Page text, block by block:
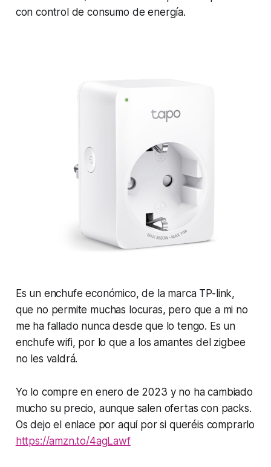
con control de consumo de energía.
Es un enchufe económico, de la marca TP-link,
que no permite muchas locuras, pero que a mi no
me ha fallado nunca desde que lo tengo. Es un
enchufe wifi, por lo que a los amantes del zigbee
no les valdrá.
Yo lo compre en enero de 2023 y no ha cambiado
mucho su precio, aunque salen ofertas con packs.
Os dejo el enlace por aquí por si queréis comprarlo
https://amzn.to/4agLawf